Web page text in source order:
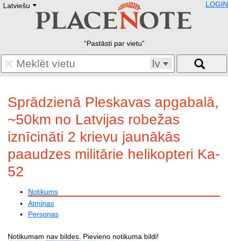
Latviešu E
Deutsch
Francais
Polski
Eestikeelne
LOGIN
Pastāsti par vietu
lv
Sprādzienā Pleskavas apgabalā,
~50km no Latvijas robežas
iznīcināti 2 krievu jaunākās
paaudzes militārie helikopteri Ka-
52
Notikums
Atmiņas
Personas
Notikumam nav bildes. Pievieno notikuma bildi!